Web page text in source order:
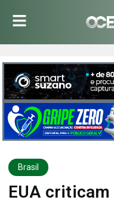
Brasil
EUA